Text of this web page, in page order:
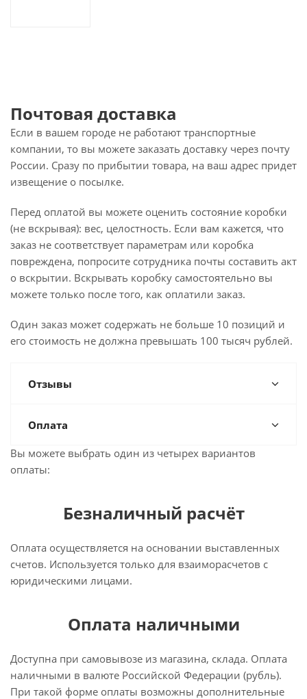
Почтовая доставка
Если в вашем городе не работают транспортные
компании, то вы можете заказать доставку через почту
России. Сразу по прибытии товара, на ваш адрес придет
извещение о посылке.
Перед оплатой вы можете оценить состояние коробки
(не вскрывая): вес, целостность. Если вам кажется, что
заказ не соответствует параметрам или коробка
повреждена, попросите сотрудника почты составить акт
о вскрытии. Вскрывать коробку самостоятельно вы
можете только после того, как оплатили заказ.
Один заказ может содержать не больше 10 позиций и
его стоимость не должна превышать 100 тысяч рублей.
Отзывы
Оплата
Вы можете выбрать один из четырех вариантов
оплаты:
Безналичный расчёт
Оплата осуществляется на основании выставленных
счетов. Используется только для взаиморасчетов с
юридическими лицами.
Оплата наличными
Доступна при самовывозе из магазина, склада. Оплата
наличными в валюте Российской Федерации (рубль).
При такой форме оплаты возможны дополнительные